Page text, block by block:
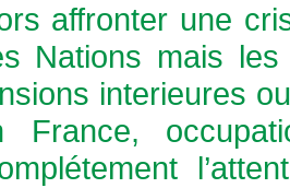
affronter une
Nations mais
interieures
France,